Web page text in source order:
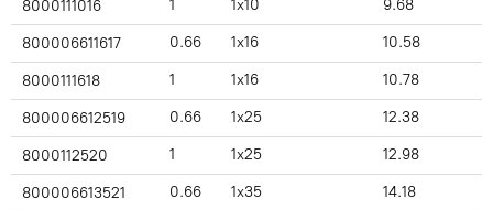
8000111016 1 1x10 9.68
800006611617 0.66 1x16 10.58
8000111618 1 1x16 10.78
800006612519 0.66 1x25 12.38
8000112520 1 1x25 12.98
800006613521 0.66 1x35 14.18